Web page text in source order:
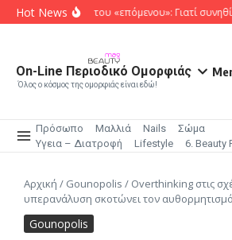
Μετάβαση στο περιεχόμενο
Hot NewsΤο κυνήγι του «επόμενου»: Γιατί
On-Line Περιοδικό Ομορφιάς
Όλος ο κόσμος της ομορφιάς είναι εδώ!
Πρόσωπο Μαλλιά Nails
Σώμα
Υγεια – Διατροφή
Lifestyle 6. Beauty
Αρχική / Gounopolis / Overthinking στις
υπερανάλυση σκοτώνει τον
Gounopolis